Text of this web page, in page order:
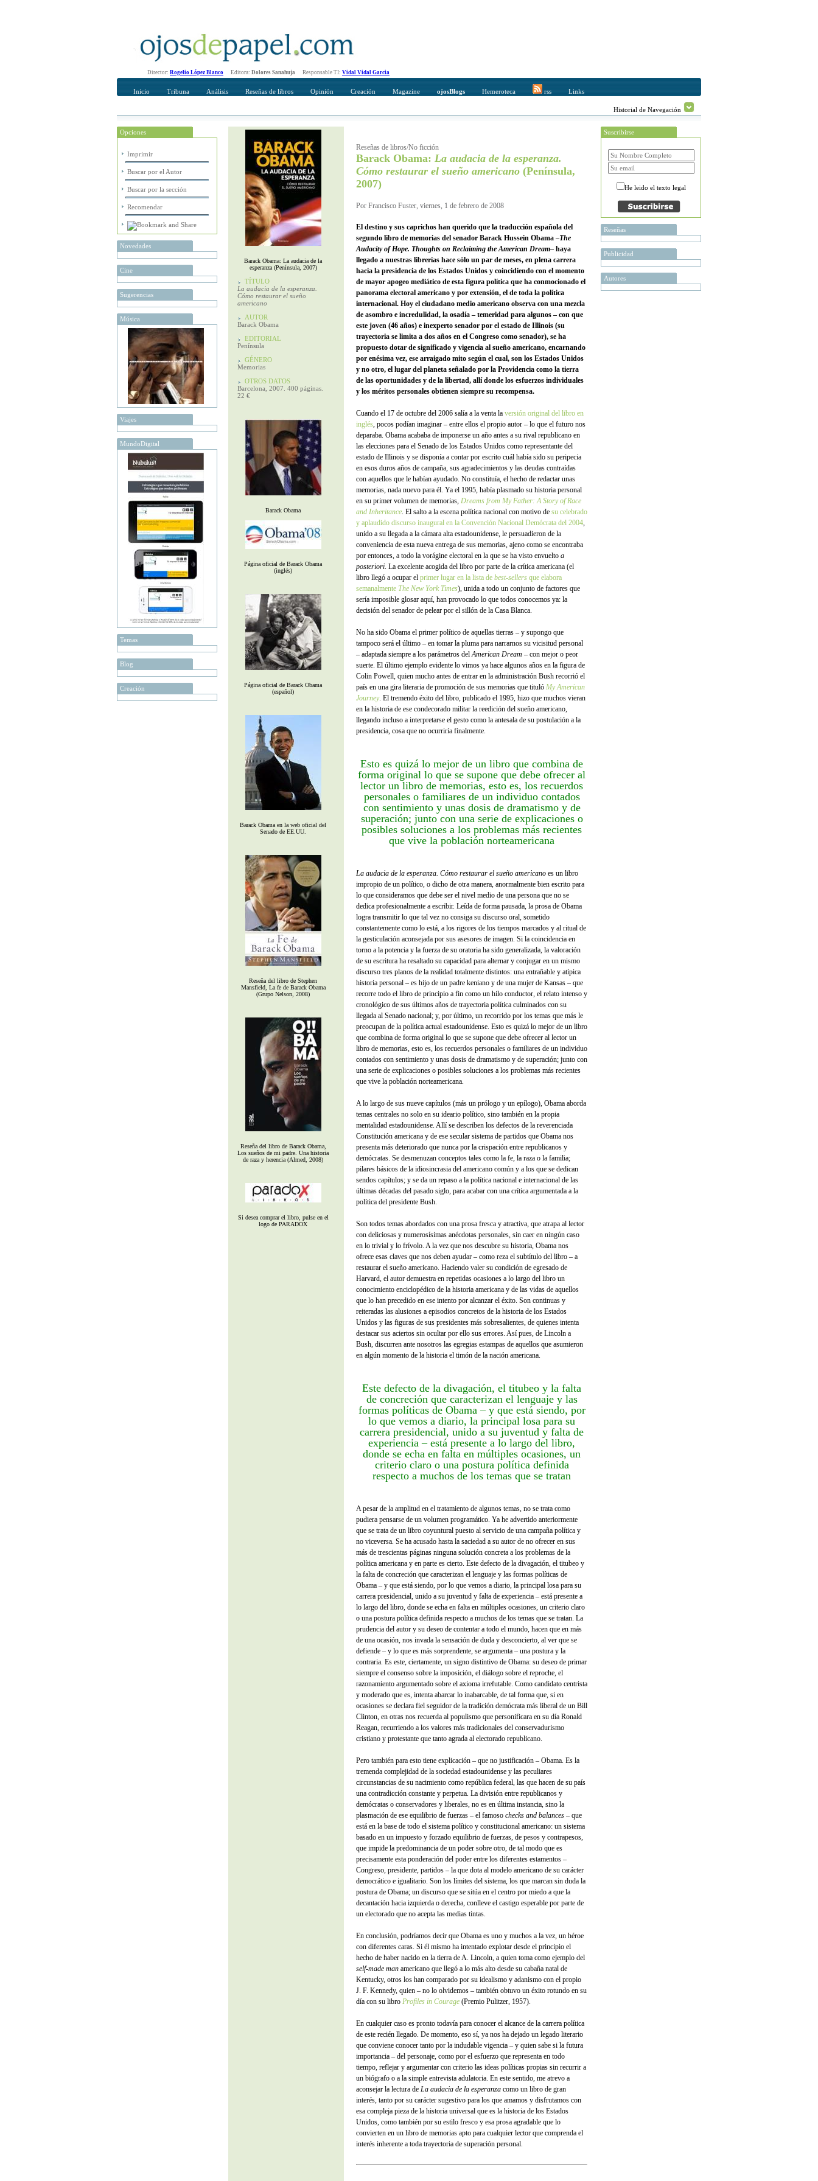
Director: Rogelio López Blanco Editora: Dolores Sanahuja Responsable TI: Vidal Vidal Garcia
Inicio Tribuna Análisis Reseñas de libros Opinión Creación Magazine ojosBlogs Hemeroteca rss Links
Historial de Navegación
Opciones
Imprimir
Buscar por el Autor
Buscar por la sección
Recomendar
Novedades
Cine
Sugerencias
Música
Viajes
MundoDigital
Temas
Blog
Creación
Recomendar
Su nombre Completo
Direccción de correo del destinatario
Barack Obama: La audacia de la
esperanza (Península, 2007)
TÍTULO
La audacia de la esperanza.
Cómo restaurar el sueño
americano
AUTOR
Barack Obama
EDITORIAL
Península
GÉNERO
Memorias
OTROS DATOS
Barcelona, 2007. 400 páginas.
22 €
Barack Obama
Página oficial de Barack Obama
(inglés)
Página oficial de Barack Obama
(español)
Barack Obama en la web oficial del
Senado de EE.UU.
Reseña del libro de Stephen
Mansfield, La fe de Barack Obama
(Grupo Nelson, 2008)
Reseña del libro de Barack Obama,
Los sueños de mi padre. Una historia
de raza y herencia (Almed, 2008)
Si desea comprar el libro, pulse en el
logo de PARADOX
Reseñas de libros/No ficción
Barack Obama: La audacia de la esperanza.
Cómo restaurar el sueño americano (Península,
2007)
Por Francisco Fuster, viernes, 1 de febrero de 2008
El destino y sus caprichos han querido que la traducción española del
segundo libro de memorias del senador Barack Hussein Obama –The
Audacity of Hope. Thoughts on Reclaiming the American Dream– haya
llegado a nuestras librerías hace sólo un par de meses, en plena carrera
hacia la presidencia de los Estados Unidos y coincidiendo con el momento
de mayor apogeo mediático de esta figura política que ha conmocionado el
panorama electoral americano y por extensión, el de toda la política
internacional. Hoy el ciudadano medio americano observa con una mezcla
de asombro e incredulidad, la osadía – temeridad para algunos – con que
este joven (46 años) e inexperto senador por el estado de Illinois (su
trayectoria se limita a dos años en el Congreso como senador), se ha
propuesto dotar de significado y vigencia al sueño americano, encarnando
por enésima vez, ese arraigado mito según el cual, son los Estados Unidos
y no otro, el lugar del planeta señalado por la Providencia como la tierra
de las oportunidades y de la libertad, allí donde los esfuerzos individuales
y los méritos personales obtienen siempre su recompensa.
Cuando el 17 de octubre del 2006 salía a la venta la versión original del libro en
inglés, pocos podían imaginar – entre ellos el propio autor – lo que el futuro nos
deparaba. Obama acababa de imponerse un año antes a su rival republicano en
las elecciones para el Senado de los Estados Unidos como representante del
estado de Illinois y se disponía a contar por escrito cuál había sido su peripecia
en esos duros años de campaña, sus agradecimientos y las deudas contraídas
con aquellos que le habían ayudado. No constituía, el hecho de redactar unas
memorias, nada nuevo para él. Ya el 1995, había plasmado su historia personal
en su primer volumen de memorias, Dreams from My Father: A Story of Race
and Inheritance. El salto a la escena política nacional con motivo de su celebrado
y aplaudido discurso inaugural en la Convención Nacional Demócrata del 2004,
unido a su llegada a la cámara alta estadounidense, le persuadieron de la
conveniencia de esta nueva entrega de sus memorias, ajeno como se encontraba
por entonces, a todo la vorágine electoral en la que se ha visto envuelto a
posteriori. La excelente acogida del libro por parte de la crítica americana (el
libro llegó a ocupar el primer lugar en la lista de best-sellers que elabora
semanalmente The New York Times), unida a todo un conjunto de factores que
sería imposible glosar aquí, han provocado lo que todos conocemos ya: la
decisión del senador de pelear por el sillón de la Casa Blanca.
No ha sido Obama el primer político de aquellas tierras – y supongo que
tampoco será el último – en tomar la pluma para narrarnos su vicisitud personal
– adaptada siempre a los parámetros delAmerican Dream – con mejor o peor
suerte. El último ejemplo evidente lo vimos ya hace algunos años en la figura de
Colin Powell, quien mucho antes de entrar en la administración Bush recorrió el
país en una gira literaria de promoción de sus memorias que tituló My American
Journey. El tremendo éxito del libro, publicado el 1995, hizo que muchos vieran
en la historia de ese condecorado militar la reedición del sueño americano,
llegando incluso a interpretarse el gesto como la antesala de su postulación a la
presidencia, cosa que no ocurriría finalmente.
Esto es quizá lo mejor de un libro que combina de
forma original lo que se supone que debe ofrecer al
lector un libro de memorias, esto es, los recuerdos
personales o familiares de un individuo contados
con sentimiento y unas dosis de dramatismo y de
superación; junto con una serie de explicaciones o
posibles soluciones a los problemas más recientes
que vive la población norteamericana
La audacia de la esperanza. Cómo restaurar el sueño americano es un libro
impropio de un político, o dicho de otra manera, anormalmente bien escrito para
lo que consideramos que debe ser el nivel medio de una persona que no se
dedica profesionalmente a escribir. Leída de forma pausada, la prosa de Obama
logra transmitir lo que tal vez no consiga su discurso oral, sometido
constantemente como lo está, a los rigores de los tiempos marcados y al ritual de
la gesticulación aconsejada por sus asesores de imagen. Si la coincidencia en
torno a la potencia y la fuerza de su oratoria ha sido generalizada, la valoración
de su escritura ha resaltado su capacidad para alternar y conjugar en un mismo
discurso tres planos de la realidad totalmente distintos: una entrañable y atípica
historia personal – es hijo de un padre keniano y de una mujer de Kansas – que
recorre todo el libro de principio a fin como un hilo conductor, el relato intenso y
cronológico de sus últimos años de trayectoria política culminados con su
llegada al Senado nacional; y, por último, un recorrido por los temas que más le
preocupan de la política actual estadounidense. Esto es quizá lo mejor de un libro
que combina de forma original lo que se supone que debe ofrecer al lector un
libro de memorias, esto es, los recuerdos personales o familiares de un individuo
contados con sentimiento y unas dosis de dramatismo y de superación; junto con
una serie de explicaciones o posibles soluciones a los problemas más recientes
que vive la población norteamericana.
A lo largo de sus nueve capítulos (más un prólogo y un epílogo), Obama aborda
temas centrales no solo en su ideario político, sino también en la propia
mentalidad estadounidense. Allí se describen los defectos de la reverenciada
Constitución americana y de ese secular sistema de partidos que Obama nos
presenta más deteriorado que nunca por la crispación entre republicanos y
demócratas. Se desmenuzan conceptos tales como la fe, la raza o la familia;
pilares básicos de la idiosincrasia del americano común y a los que se dedican
sendos capítulos; y se da un repaso a la política nacional e internacional de las
últimas décadas del pasado siglo, para acabar con una crítica argumentada a la
política del presidente Bush.
Son todos temas abordados con una prosa fresca y atractiva, que atrapa al lector
con deliciosas y numerosísimas anécdotas personales, sin caer en ningún caso
en lo trivial y lo frívolo. A la vez que nos descubre su historia, Obama nos
ofrece esas claves que nos deben ayudar – como reza el subtítulo del libro – a
restaurar el sueño americano. Haciendo valer su condición de egresado de
Harvard, el autor demuestra en repetidas ocasiones a lo largo del libro un
conocimiento enciclopédico de la historia americana y de las vidas de aquellos
que lo han precedido en ese intento por alcanzar el éxito. Son continuas y
reiteradas las alusiones a episodios concretos de la historia de los Estados
Unidos y las figuras de sus presidentes más sobresalientes, de quienes intenta
destacar sus aciertos sin ocultar por ello sus errores. Así pues, de Lincoln a
Bush, discurren ante nosotros las egregias estampas de aquellos que asumieron
en algún momento de la historia el timón de la nación americana.
Este defecto de la divagación, el titubeo y la falta
de concreción que caracterizan el lenguaje y las
formas políticas de Obama – y que está siendo, por
lo que vemos a diario, la principal losa para su
carrera presidencial, unido a su juventud y falta de
experiencia – está presente a lo largo del libro,
donde se echa en falta en múltiples ocasiones, un
criterio claro o una postura política definida
respecto a muchos de los temas que se tratan
A pesar de la amplitud en el tratamiento de algunos temas, no se trata como
pudiera pensarse de un volumen programático. Ya he advertido anteriormente
que se trata de un libro coyuntural puesto al servicio de una campaña política y
no viceversa. Se ha acusado hasta la saciedad a su autor de no ofrecer en sus
más de trescientas páginas ninguna solución concreta a los problemas de la
política americana y en parte es cierto. Este defecto de la divagación, el titubeo y
la falta de concreción que caracterizan el lenguaje y las formas políticas de
Obama – y que está siendo, por lo que vemos a diario, la principal losa para su
carrera presidencial, unido a su juventud y falta de experiencia – está presente a
lo largo del libro, donde se echa en falta en múltiples ocasiones, un criterio claro
o una postura política definida respecto a muchos de los temas que se tratan. La
prudencia del autor y su deseo de contentar a todo el mundo, hacen que en más
de una ocasión, nos invada la sensación de duda y desconcierto, al ver que se
defiende – y lo que es más sorprendente, se argumenta – una postura y la
contraria. Es este, ciertamente, un signo distintivo de Obama: su deseo de primar
siempre el consenso sobre la imposición, el diálogo sobre el reproche, el
razonamiento argumentado sobre el axioma irrefutable. Como candidato centrista
y moderado que es, intenta abarcar lo inabarcable, de tal forma que, si en
ocasiones se declara fiel seguidor de la tradición demócrata más liberal de un Bill
Clinton, en otras nos recuerda al populismo que personificara en su día Ronald
Reagan, recurriendo a los valores más tradicionales del conservadurismo
cristiano y protestante que tanto agrada al electorado republicano.
Pero también para esto tiene explicación – que no justificación – Obama. Es la
tremenda complejidad de la sociedad estadounidense y las peculiares
circunstancias de su nacimiento como república federal, las que hacen de su país
una contradicción constante y perpetua. La división entre republicanos y
demócratas o conservadores y liberales, no es en última instancia, sino la
plasmación de ese equilibrio de fuerzas – el famoso checks and balances – que
está en la base de todo el sistema político y constitucional americano: un sistema
basado en un impuesto y forzado equilibrio de fuerzas, de pesos y contrapesos,
que impide la predominancia de un poder sobre otro, de tal modo que es
precisamente esta ponderación del poder entre los diferentes estamentos –
Congreso, presidente, partidos – la que dota al modelo americano de su carácter
democrático e igualitario. Son los límites del sistema, los que marcan sin duda la
postura de Obama; un discurso que se sitúa en el centro por miedo a que la
decantación hacia izquierda o derecha, conlleve el castigo esperable por parte de
un electorado que no acepta las medias tintas.
En conclusión, podríamos decir que Obama es uno y muchos a la vez, un héroe
con diferentes caras. Si él mismo ha intentado explotar desde el principio el
hecho de haber nacido en la tierra de A. Lincoln, a quien toma como ejemplo del
self-made man americano que llegó a lo más alto desde su cabaña natal de
Kentucky, otros los han comparado por su idealismo y adanismo con el propio
J. F. Kennedy, quien – no lo olvidemos – también obtuvo un éxito rotundo en su
día con su libro Profiles in Courage (Premio Pulitzer, 1957).
En cualquier caso es pronto todavía para conocer el alcance de la carrera política
de este recién llegado. De momento, eso sí, ya nos ha dejado un legado literario
que conviene conocer tanto por la indudable vigencia – y quien sabe si la futura
importancia – del personaje, como por el esfuerzo que representa en todo
tiempo, reflejar y argumentar con criterio las ideas políticas propias sin recurrir a
un biógrafo o a la simple entrevista adulatoria. En este sentido, me atrevo a
aconsejar la lectura de La audacia de la esperanza como un libro de gran
interés, tanto por su carácter sugestivo para los que amamos y disfrutamos con
esa compleja pieza de la historia universal que es la historia de los Estados
Unidos, como también por su estilo fresco y esa prosa agradable que lo
convierten en un libro de memorias apto para cualquier lector que comprenda el
interés inherente a toda trayectoria de superación personal.
Suscribirse
He leido el texto legal
Reseñas
Publicidad
Autores